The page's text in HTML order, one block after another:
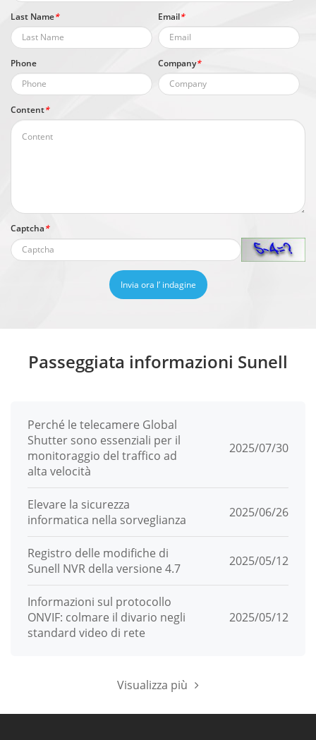
Last Name* Email*
Phone Company*
Content*
Captcha*
Invia ora l’ indagine
Passeggiata informazioni Sunell
Perché le telecamere Global
Shutter sono essenziali per il
monitoraggio del traffico ad
alta velocità
2025/07/30
Elevare la sicurezza
informatica nella sorveglianza
2025/06/26
Registro delle modifiche di
Sunell NVR della versione 4.7
2025/05/12
Informazioni sul protocollo
ONVIF: colmare il divario negli
standard video di rete
2025/05/12
Visualizza più